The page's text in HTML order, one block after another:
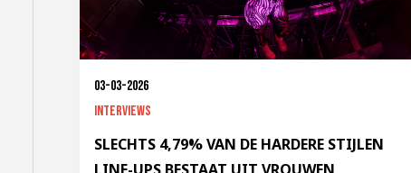
03-03-2026
Interviews
SLECHTS 4,79% VAN DE HARDERE STIJLEN